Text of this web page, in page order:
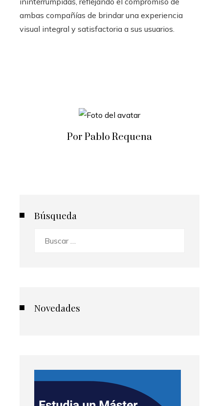
ambas compañías de brindar una experiencia
visual integral y satisfactoria a sus usuarios.
Por Pablo Requena
Búsqueda
Novedades